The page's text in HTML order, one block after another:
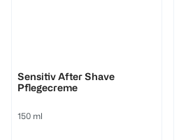
Sensitiv After Shave
Pflegecreme
150 ml